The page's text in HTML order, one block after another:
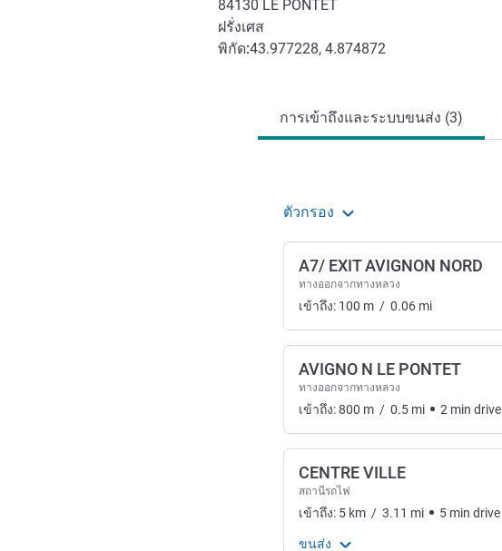
84130 LE PONTET
ฝรั่งเศส
พิกัด:43.977228, 4.874872
การเข้าถึงและระบบขนส่ง (3)
ตัวกรอง
A7/ EXIT AVIGNON NORD
ทางออกจากทางหลวง
เข้าถึง: 100 m / 0.06 mi
AVIGNO N LE PONTET
ทางออกจากทางหลวง
เข้าถึง:800 m / 0.5 mi 2 min drive
CENTRE VILLE
สถานีรถไฟ
เข้าถึง: 5 km / 3.11 mi 5 min drive
ขนส่ง